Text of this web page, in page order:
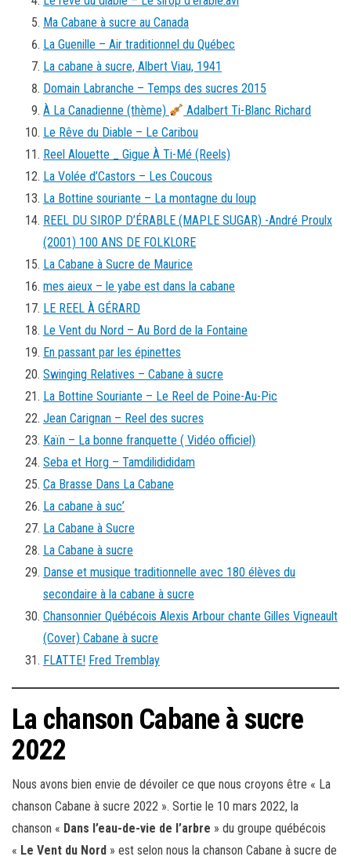
Ma Cabane à sucre au Canada
La Guenille – Air traditionnel du Québec
La cabane à sucre, Albert Viau, 1941
Domain Labranche – Temps des sucres 2015
À La Canadienne (thème)
Adalbert Ti-Blanc Richard
Le Rêve du Diable – Le Caribou
Reel Alouette _ Gigue À Ti-Mé (Reels)
La Volée d’Castors – Les Coucous
La Bottine souriante – La montagne du loup
REEL DU SIROP D’ÉRABLE (MAPLE SUGAR) -André Proulx
(2001) 100 ANS DE FOLKLORE
La Cabane à Sucre de Maurice
mes aieux – le yabe est dans la cabane
LE REEL À GÉRARD
Le Vent du Nord – Au Bord de la Fontaine
En passant par les épinettes
Swinging Relatives – Cabane à sucre
La Bottine Souriante – Le Reel de Poine-Au-Pic
Jean Carignan – Reel des sucres
Kaïn – La bonne franquette ( Vidéo officiel)
Seba et Horg – Tamdilidididam
Ca Brasse Dans La Cabane
La cabane à suc’
La Cabane à Sucre
La Cabane à sucre
Danse et musique traditionnelle avec 180 élèves du
secondaire à la cabane à sucre
Chansonnier Québécois Alexis Arbour chante Gilles Vigneault
(Cover) Cabane à sucre
FLATTE! Fred Tremblay
La chanson Cabane à sucre
2022
Nous avons bien envie de dévoiler ce que nous croyons être « La
chanson Cabane à sucre 2022 ». Sortie le 10 mars 2022, la
chanson « Dans l’eau-de-vie de l’arbre » du groupe québécois
« Le Vent du Nord » est selon nous la chanson Cabane à sucre de